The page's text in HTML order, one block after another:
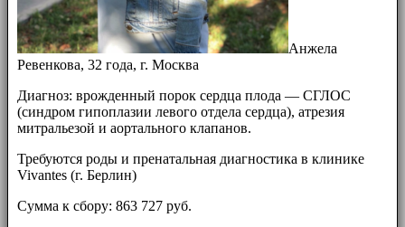
Анжела
Ревенкова, 32 года, г. Москва
Диагноз: врожденный порок сердца плода — СГЛОС
(синдром гипоплазии левого отдела сердца), атрезия
митральезой и аортального клапанов.
Требуются роды и пренатальная диагностика в клинике
Vivantes (г. Берлин)
Сумма к сбору: 863 727 руб.